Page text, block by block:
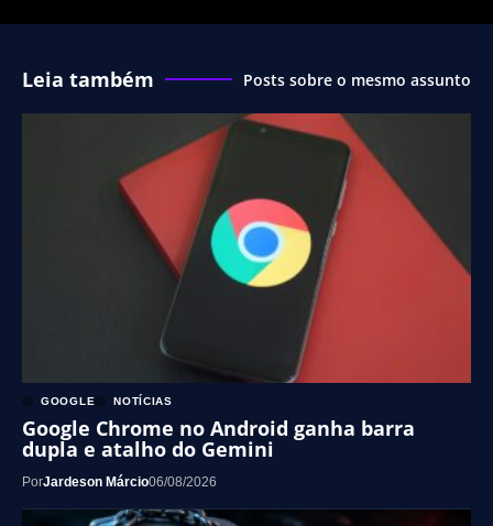
Leia também Posts sobre o mesmo assunto
GOOGLE NOTÍCIAS
Google Chrome no Android ganha barra
dupla e atalho do Gemini
PorJardeson Márcio06/08/2026